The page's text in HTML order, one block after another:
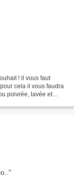
! il vous faut
cela il vous faudra
poivrée, lavée et